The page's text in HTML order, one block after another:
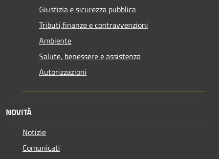
Giustizia e sicurezza pubblica
Tributi,finanze e contravvenzioni
Ambiente
Salute, benessere e assistenza
Autorizzazioni
NOVITÀ
Notizie
Comunicati